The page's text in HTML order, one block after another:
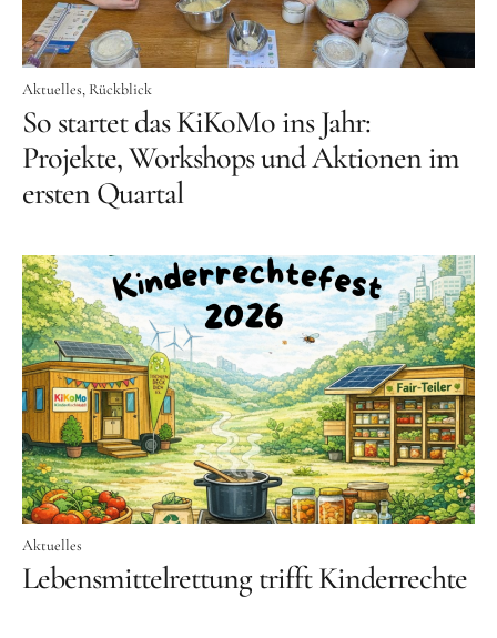
Aktuelles Rückblick
So startet das KiKoMo ins Jahr:
Projekte, Workshops und Aktionen im
ersten Quartal
Aktuelles
Lebensmittelrettung trifft Kinderrechte